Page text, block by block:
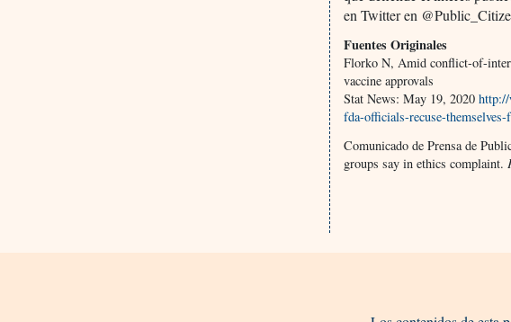
en Twitter en
Fuentes Originales
Florko N, Amid conflict-of-
vaccine approvals
Stat News: May 19, 2020
fda-officials-recuse-
Comunicado de Prensa de
groups say in ethics complaint.